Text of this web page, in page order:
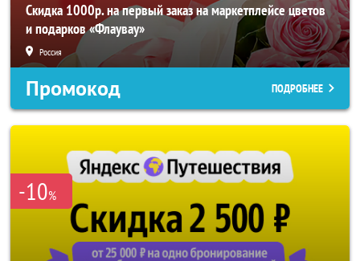
Скидка 1000р. на первый заказ на маркетплейсе цветов
и подарков «Флаувау»
Россия
Промокод ПОДРОБНЕЕ
-10%